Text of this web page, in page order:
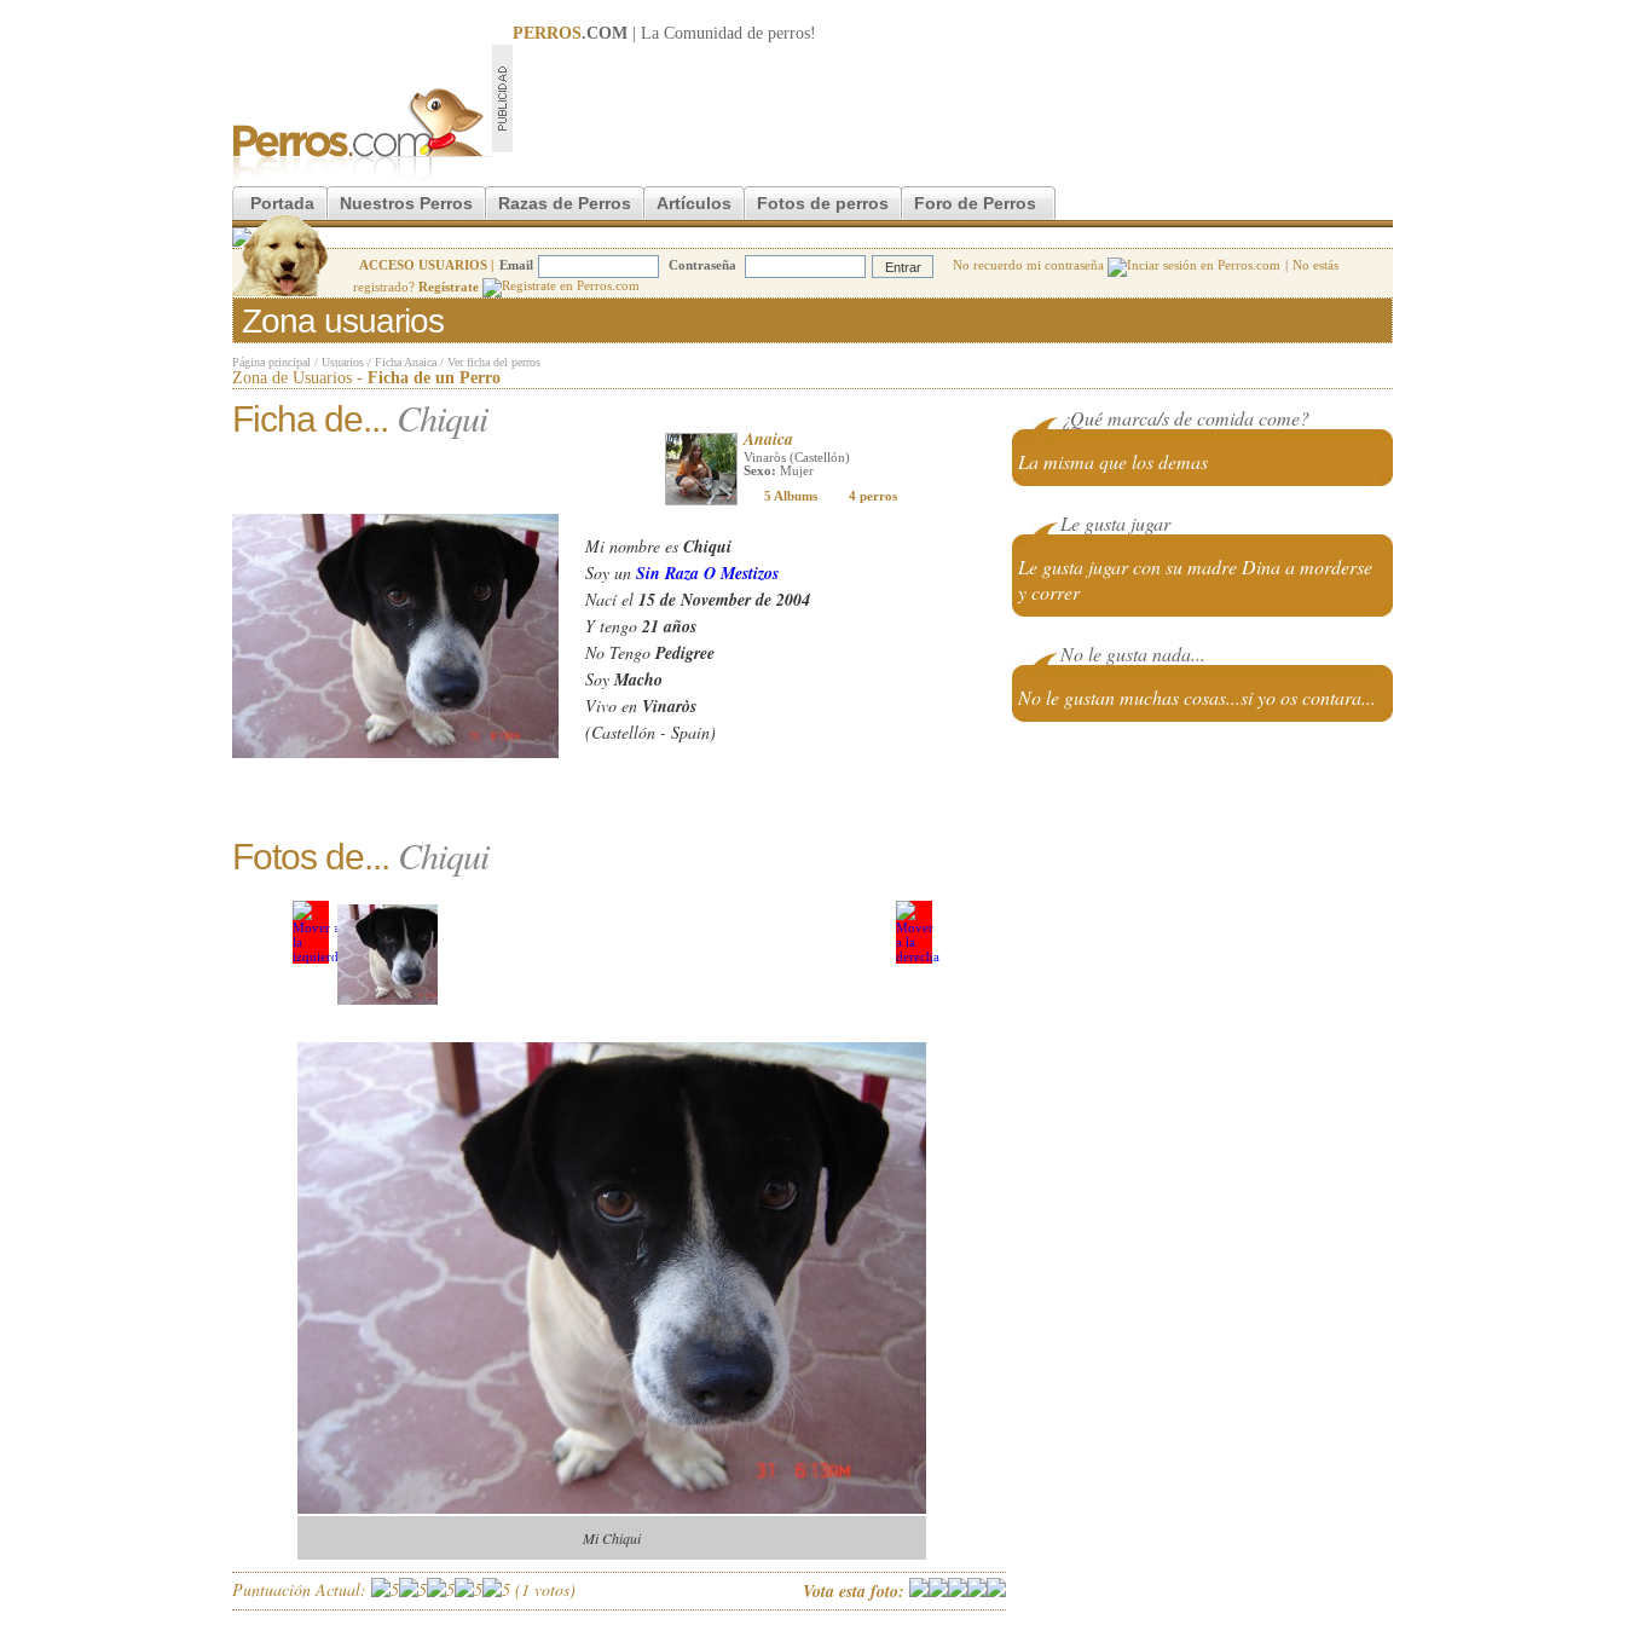
PERROS.COM | La Comunidad de perros!
Portada Nuestros Perros Razas de Perros Artículos Fotos de perros Foro de Perros
ACCESO USUARIOS | Email Contraseña No recuerdo mi contraseña | No estás
registrado? Regístrate
Zona usuarios
Página principal / Usuarios / Ficha Anaica / Ver ficha del perros
Zona de Usuarios - Ficha de un Perro
Ficha de... Chiqui Anaica
Vinaròs (Castellón)
Sexo: Mujer
5 Albums
4 perros
Mi nombre es Chiqui
Soy un Sin Raza O Mestizos
Nací el 15 de November de 2004
Y tengo21 años
No TengoPedigree
SoyMacho
Vivo en Vinaròs
(Castellón - Spain)
¿Qué marca/s de comida come?
La misma que los demas
Le gusta jugar
Le gusta jugar con su madre Dina a morderse
y correr
No le gusta nada...
No le gustan muchas cosas...si yo os contara...
Fotos de... Chiqui
Mi Chiqui
Puntuación Actual: (1 votos) Vota esta foto: